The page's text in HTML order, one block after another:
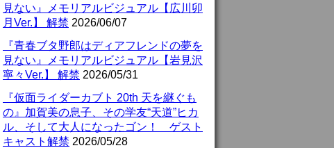
見ない』メモリアルビジュアル【広川卯
月Ver.】 解禁 2026/06/07
『青春ブタ野郎はディアフレンドの夢を
見ない』メモリアルビジュアル【岩見沢
寧々Ver.】 解禁 2026/05/31
『仮面ライダーカブト 20th 天を継ぐも
の』加賀美の息子、その学友“天道”ヒカ
ル、そして大人になったゴン！ ゲスト
キャスト解禁 2026/05/28